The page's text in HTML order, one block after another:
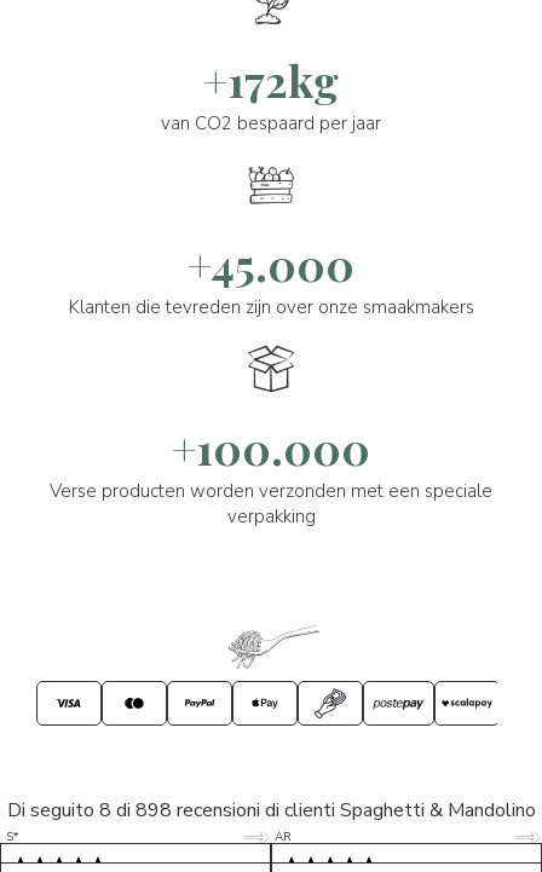
+172kg
van CO2 bespaard per jaar
+45.000
Klanten die tevreden zijn over onze smaakmakers
+100.000
Verse producten worden verzonden met een speciale
verpakking
Di seguito 8 di 898 recensioni di clienti Spaghetti & Mandolino
S* 5/5
LP 5/5
AR 5/5
D* 5/5